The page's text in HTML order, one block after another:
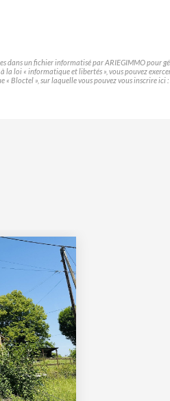
dans un fichier informatisé par ARIEGIMMO pour
la loi « informatique et libertés », vous pouvez
Bloctel », sur laquelle vous pouvez vous inscrire ici :